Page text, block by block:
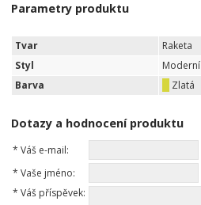
Parametry produktu
Tvar
Raketa
Styl
Moderní
Barva
Zlatá
Dotazy a hodnocení produktu
* Váš e-mail:
* Vaše jméno:
* Váš příspěvek: